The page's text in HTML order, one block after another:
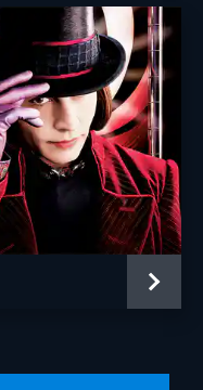
サイモン・ファーナビー
ポール・キング
ジョビィ・タルボット
デヴィッド・ハイマン
アレクサンドラ・ダービシャー
ルーク・ケリー